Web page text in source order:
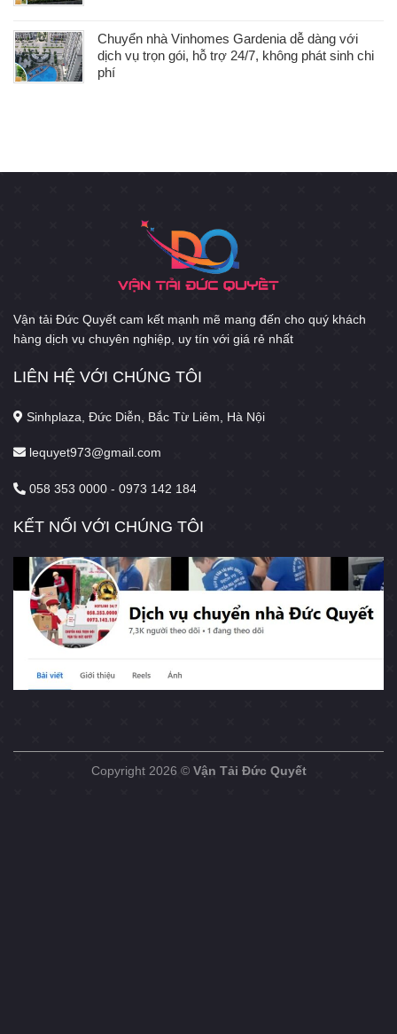
Chuyển nhà Vinhomes Gardenia dễ dàng với
dịch vụ trọn gói, hỗ trợ 24/7, không phát sinh chi
phí
Vận tải Đức Quyết cam kết mạnh mẽ mang đến cho quý khách
hàng dịch vụ chuyên nghiệp, uy tín với giá rẻ nhất
LIÊN HỆ VỚI CHÚNG TÔI
Sinhplaza, Đức Diễn, Bắc Từ Liêm, Hà Nội
lequyet973@gmail.com
058 353 0000 - 0973 142 184
KẾT NỐI VỚI CHÚNG TÔI
Copyright 2026 © Vận Tải Đức Quyết